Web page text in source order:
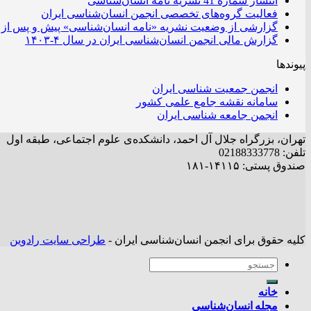
فعالیت گروه‌های تخصصی انجمن انسان‌شناسی ایران
گزارشی از وضعیت نشریه «نامه انسان‌شناسی» پیش و پس از
گزارش مالی انجمن انسان‌شناسی ایران در سال ۴-۱۴۰۳
پیوندها
انجمن جمعیت شناسی ایران
سامانه نقشه جامع علمی کشور
انجمن جامعه شناسی ایران
تهران، بزرگراه جلال آل احمد، دانشکده‌ی علوم اجتماعی، طبقه اول
تلفن: 02188333778
صندوق پستی: ۱۴۱۱۵-۱۸۱
کلیه حقوق برای انجمن انسان‌شناسی ایران - طراحی سایت رادوین
خانه
مجله انسان‌شناسی